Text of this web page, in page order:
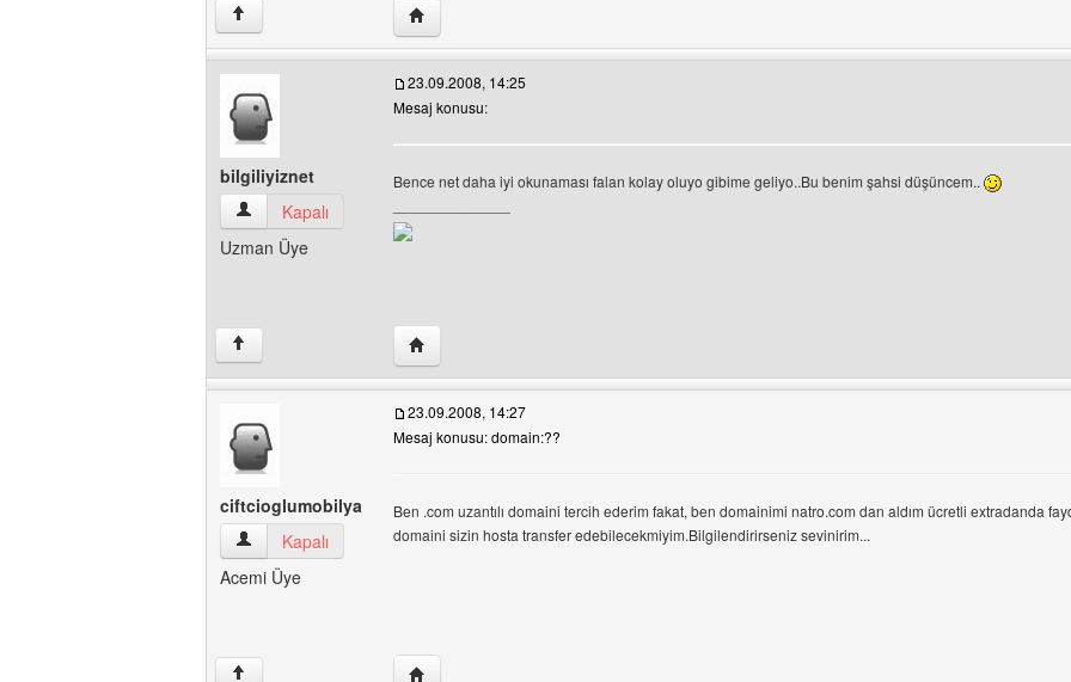
↑ Yazarın web sitesini ziyaret et: egitimbilgisi
bilgiliyiznet
bilgiliyiznet Kullanıcının profilini görüntüle
Kapalı
Uzman Üye
23.09.2008, 14:25
Mesaj konusu:
Bence net daha iyi okunaması falan kolay oluyo gibime geliyo..Bu benim şahsi düşüncem..
↑ Yazarın web sitesini ziyaret et: bilgiliyiznet
ciftcioglumobilya
ciftcioglumobilya Kullanıcının profilini görüntüle
Kapalı
Acemi Üye
23.09.2008, 14:27
Mesaj konusu: domain:??
Ben .com uzantılı domaini tercih ederim fakat, ben domainimi natro.com dan aldım ücretli extradanda
domaini sizin hosta transfer edebilecekmiyim.Bilgilendirirseniz sevinirim...
↑ Yazarın web sitesini ziyaret et: ciftcioglumobilya